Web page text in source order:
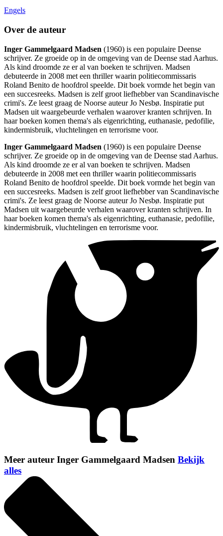
Engels
Over de auteur
Inger Gammelgaard Madsen (1960) is een populaire Deense
schrijver. Ze groeide op in de omgeving van de Deense stad Aarhus.
Als kind droomde ze er al van boeken te schrijven. Madsen
debuteerde in 2008 met een thriller waarin politiecommissaris
Roland Benito de hoofdrol speelde. Dit boek vormde het begin van
een succesreeks. Madsen is zelf groot liefhebber van Scandinavische
crimi's. Ze leest graag de Noorse auteur Jo Nesbø. Inspiratie put
Madsen uit waargebeurde verhalen waarover kranten schrijven. In
haar boeken komen thema's als eigenrichting, euthanasie, pedofilie,
kindermisbruik, vluchtelingen en terrorisme voor.
Inger Gammelgaard Madsen (1960) is een populaire Deense
schrijver. Ze groeide op in de omgeving van de Deense stad Aarhus.
Als kind droomde ze er al van boeken te schrijven. Madsen
debuteerde in 2008 met een thriller waarin politiecommissaris
Roland Benito de hoofdrol speelde. Dit boek vormde het begin van
een succesreeks. Madsen is zelf groot liefhebber van Scandinavische
crimi's. Ze leest graag de Noorse auteur Jo Nesbø. Inspiratie put
Madsen uit waargebeurde verhalen waarover kranten schrijven. In
haar boeken komen thema's als eigenrichting, euthanasie, pedofilie,
kindermisbruik, vluchtelingen en terrorisme voor.
Meer auteur Inger Gammelgaard Madsen Bekijk
alles